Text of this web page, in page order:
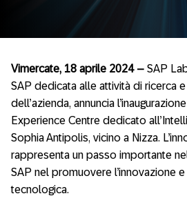
Vimercate, 18 aprile 2024 – SAP
SAP dedicata alle attività di ricerca
dell’azienda, annuncia
Experience Centre dedicato
Sophia Antipolis, vicino a Nizza.
rappresenta un passo importante
SAP nel promuovere l’innovazione e
tecnologica.